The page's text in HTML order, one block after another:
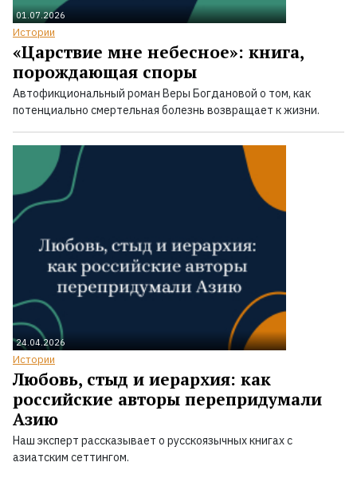
01.07.2026
Истории
«Царствие мне небесное»: книга,
порождающая споры
Автофикциональный роман Веры Богдановой о том, как
потенциально смертельная болезнь возвращает к жизни.
24.04.2026
Истории
Любовь, стыд и иерархия: как
российские авторы перепридумали
Азию
Наш эксперт рассказывает о русскоязычных книгах с
азиатским сеттингом.